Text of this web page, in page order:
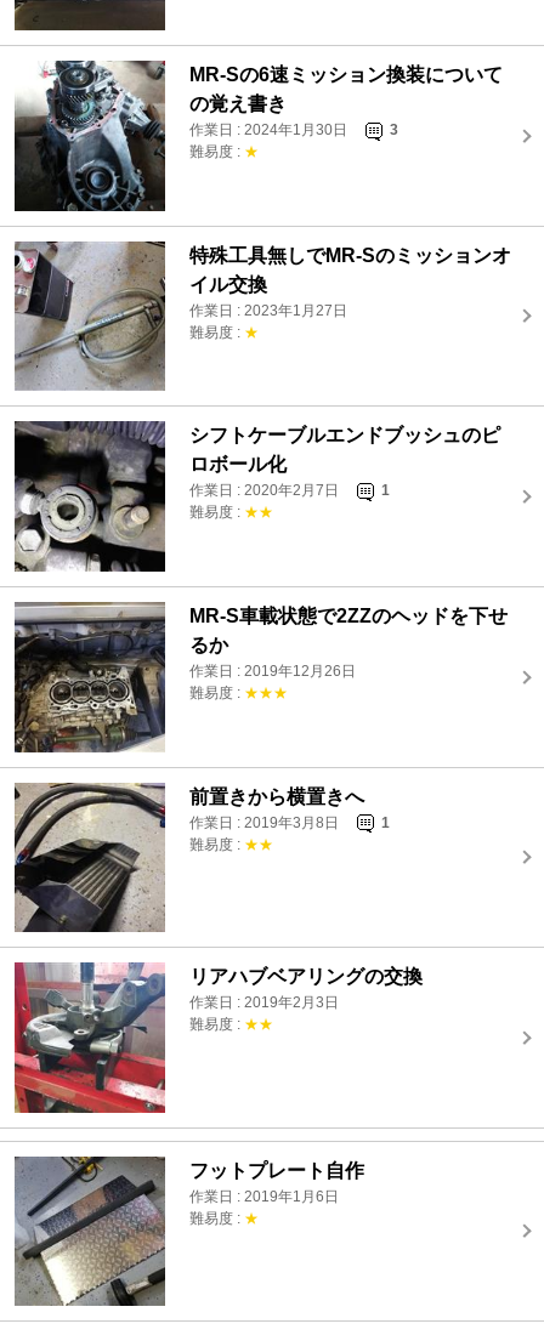
MR-Sの6速ミッション換装について
の覚え書き
作業日 : 2024年1月30日
3
難易度 : ★
特殊工具無しでMR-Sのミッションオ
イル交換
作業日 : 2023年1月27日
難易度 : ★
シフトケーブルエンドブッシュのピ
ロボール化
作業日 : 2020年2月7日
1
難易度 : ★★
MR-S車載状態で2ZZのヘッドを下せ
るか
作業日 : 2019年12月26日
難易度 : ★★★
前置きから横置きへ
作業日 : 2019年3月8日
1
難易度 : ★★
リアハブベアリングの交換
作業日 : 2019年2月3日
難易度 : ★★
フットプレート自作
作業日 : 2019年1月6日
難易度 : ★